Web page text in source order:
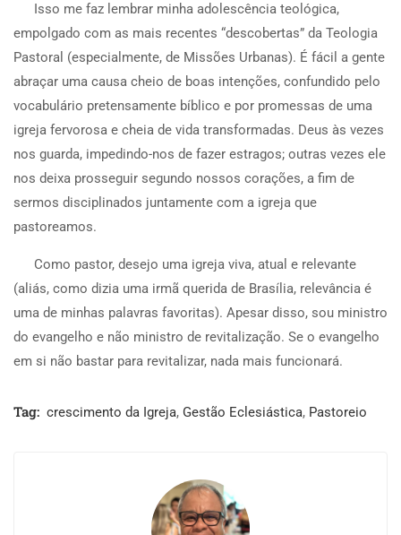
Isso me faz lembrar minha adolescência teológica,
empolgado com as mais recentes “descobertas” da Teologia
Pastoral (especialmente, de Missões Urbanas). É fácil a gente
abraçar uma causa cheio de boas intenções, confundido pelo
vocabulário pretensamente bíblico e por promessas de uma
igreja fervorosa e cheia de vida transformadas. Deus às vezes
nos guarda, impedindo-nos de fazer estragos; outras vezes ele
nos deixa prosseguir segundo nossos corações, a fim de
sermos disciplinados juntamente com a igreja que
pastoreamos.
Como pastor, desejo uma igreja viva, atual e relevante
(aliás, como dizia uma irmã querida de Brasília, relevância é
uma de minhas palavras favoritas). Apesar disso, sou ministro
do evangelho e não ministro de revitalização. Se o evangelho
em si não bastar para revitalizar, nada mais funcionará.
Tag: crescimento da Igreja, Gestão Eclesiástica, Pastoreio